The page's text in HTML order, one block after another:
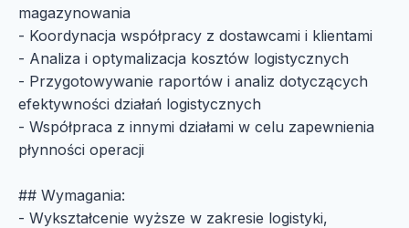
magazynowania
- Koordynacja współpracy z dostawcami i klientami
- Analiza i optymalizacja kosztów logistycznych
- Przygotowywanie raportów i analiz dotyczących
efektywności działań logistycznych
- Współpraca z innymi działami w celu zapewnienia
płynności operacji
## Wymagania:
- Wykształcenie wyższe w zakresie logistyki,